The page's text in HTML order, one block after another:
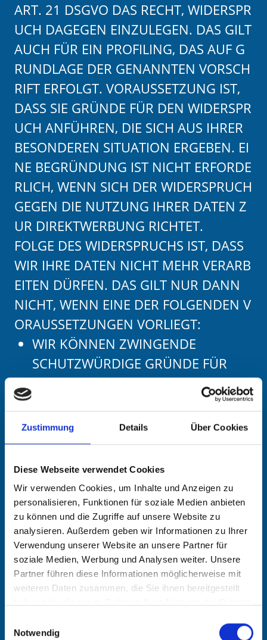
Zustimmung Details Über Cookies
Diese Webseite verwendet Cookies
Wir verwenden Cookies, um Inhalte und Anzeigen zu
personalisieren, Funktionen für soziale Medien anbieten
zu können und die Zugriffe auf unsere Website zu
analysieren. Außerdem geben wir Informationen zu Ihrer
Verwendung unserer Website an unsere Partner für
soziale Medien, Werbung und Analysen weiter. Unsere
Partner führen diese Informationen möglicherweise mit
weiteren Daten zusammen, die Sie ihnen bereitgestellt
Notwendig
ART. 21 DSGVO DAS RECHT, WIDERSPR
UCH DAGEGEN EINZULEGEN. DAS GILT
AUCH FÜR EIN PROFILING, DAS AUF G
RUNDLAGE DER GENANNTEN VORSCH
RIFT ERFOLGT. VORAUSSETZUNG IST,
DASS SIE GRÜNDE FÜR DEN WIDERSPR
UCH ANFÜHREN, DIE SICH AUS IHRER
BESONDEREN SITUATION ERGEBEN. EI
NE BEGRÜNDUNG IST NICHT ERFORDE
RLICH, WENN SICH DER WIDERSPRUCH
GEGEN DIE NUTZUNG IHRER DATEN Z
UR DIREKTWERBUNG RICHTET.
FOLGE DES WIDERSPRUCHS IST, DASS
WIR IHRE DATEN NICHT MEHR VERARB
EITEN DÜRFEN. DAS GILT NUR DANN
NICHT, WENN EINE DER FOLGENDEN V
ORAUSSETZUNGEN VORLIEGT:
WIR KÖNNEN ZWINGENDE
SCHUTZWÜRDIGE GRÜNDE FÜR
DIE VERARBEITUNG
INTERESSEN, RECHTE UND
FREIHEITEN ÜBERWIEGEN.
DIE VERARBEITUNG DIENT DER
GELTENDMACHUNG,
AUSÜBUNG ODER
VERTEIDIGUNG VON
RECHTSANSPRÜCHEN.
DIE AUSNAHMEN GELTEN NICHT, WEN
N SICH IHR WIDERSPRUCH GEGEN DIR
EKTWERBUNG RICHTET ODER GEGEN